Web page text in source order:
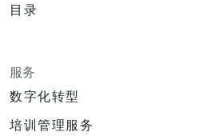
目录
服务
数字化转型
培训管理服务